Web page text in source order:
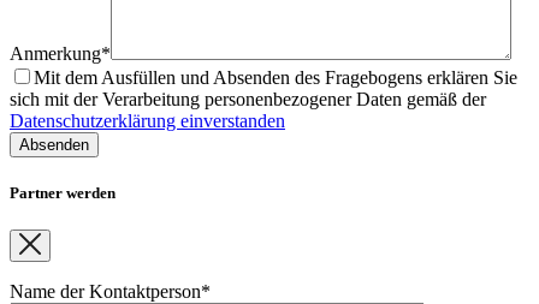
Anmerkung*
Mit dem Ausfüllen und Absenden des Fragebogens erklären Sie
sich mit der Verarbeitung personenbezogener Daten gemäß der
Datenschutzerklärung einverstanden
Partner werden
Name der Kontaktperson*